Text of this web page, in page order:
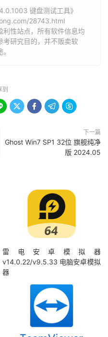
键盘测试工具》
28743.html
利性站点，所有软件信息均
考研究目的，并不贩卖软
到
   
下一篇
Ghost Win7 SP1 32位 旗舰纯净
版 2024.05
雷电安卓模拟器
v14.0.22/v9.5.33 电脑安卓模拟
器